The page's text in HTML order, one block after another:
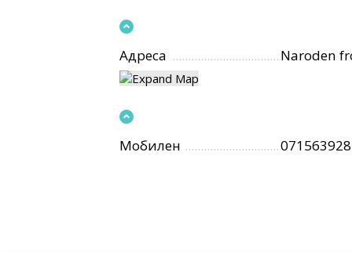
Адреса Naroden
Мобилен 071563928